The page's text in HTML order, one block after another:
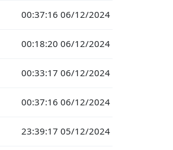
00:37:16 06/12/2024
00:18:20 06/12/2024
00:33:17 06/12/2024
00:37:16 06/12/2024
23:39:17 05/12/2024